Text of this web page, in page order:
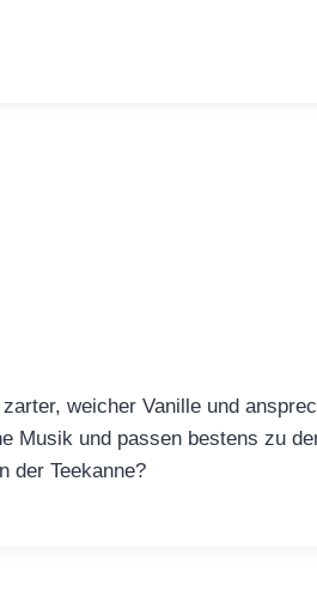
weicher Vanille und
Musik und passen bestens zu
der Teekanne?